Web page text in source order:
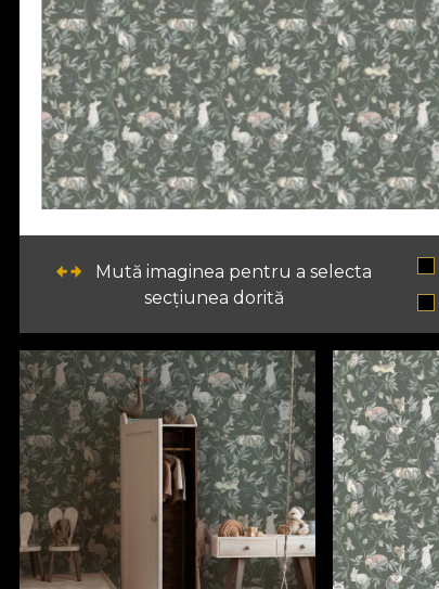
Mută imaginea pentru a selecta
secțiunea dorită